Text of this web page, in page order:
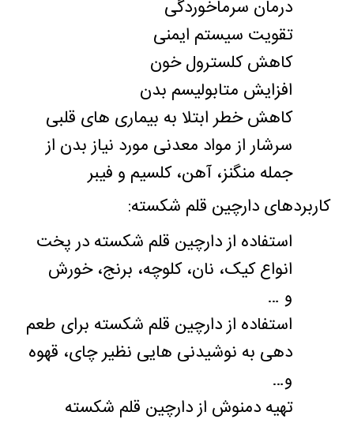
درمان سرماخوردگی
تقویت سیستم ایمنی
کاهش کلسترول خون
افزایش متابولیسم بدن
کاهش خطر ابتلا به بیماری های قلبی
سرشار از مواد معدنی مورد نیاز بدن از
جمله منگنز، آهن، کلسیم و فیبر
کاربردهای دارچین قلم شکسته:
استفاده از دارچین قلم شکسته در پخت
انواع کیک، نان، کلوچه، برنج، خورش
و …
استفاده از دارچین قلم شکسته برای طعم
دهی به نوشیدنی هایی نظیر چای، قهوه
و…
تهیه دمنوش از دارچین قلم شکسته